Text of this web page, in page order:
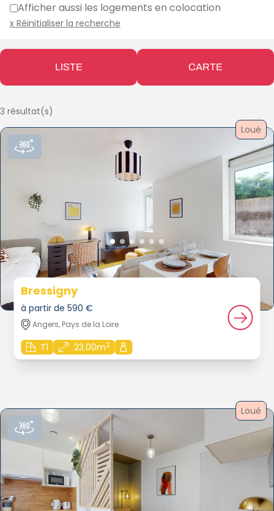
Afficher aussi les logements en colocation
x Réinitialiser la recherche
LISTE CARTE
3 résultat(s)
Loué
Bressigny
à partir de 590 €
Angers, Pays de la Loire
T1 23.00m2
Loué